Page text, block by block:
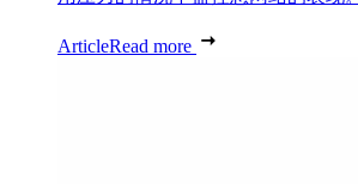
ArticleRead more